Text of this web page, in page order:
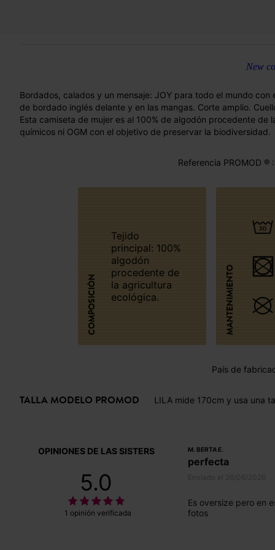
New
Bordados, calados y un mensaje: JOY para todo el mundo
de bordado inglés delante y en las mangas. Corte amplio.
Esta camiseta de mujer es al 100% de algodón procedente
químicos ni OGM con el objetivo de preservar la biodiversidad.
Referencia PROMOD
COMPOSICIÓN
Tejido
principal: 100%
algodón
procedente de
la agricultura
ecológica.
MANTENIMIENTO
País de
TALLA MODELO PROMOD LILA mide 170cm y usa una
OPINIONES DE LAS SISTERS
5.0
1 opinión verificada
M. BERTA E.
perfecta
Es oversize pero en
fotos